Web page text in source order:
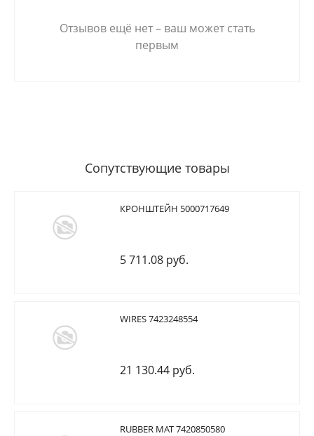
Отзывов ещё нет – ваш может стать
первым
Сопутствующие товары
КРОНШТЕЙН 5000717649
5 711.08 руб.
WIRES 7423248554
21 130.44 руб.
RUBBER MAT 7420850580